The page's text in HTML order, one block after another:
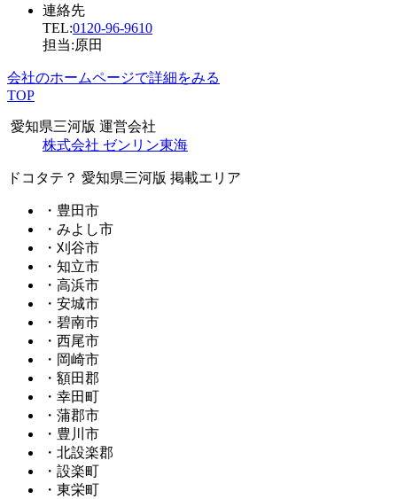
連絡先
TEL:0120-96-9610
担当:原田
会社のホームページで詳細をみる
TOP
愛知県三河版 運営会社
株式会社 ゼンリン東海
ドコタテ？ 愛知県三河版 掲載エリア
・豊田市
・みよし市
・刈谷市
・知立市
・高浜市
・安城市
・碧南市
・西尾市
・岡崎市
・額田郡
・幸田町
・蒲郡市
・豊川市
・北設楽郡
・設楽町
・東栄町